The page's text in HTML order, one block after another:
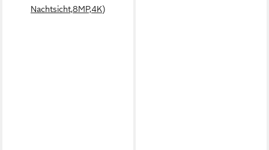
Nachtsicht,8MP,4K)